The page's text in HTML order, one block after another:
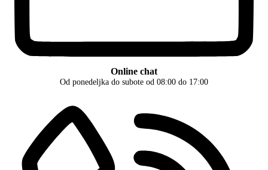
Online chat
Od ponedeljka do subote od 08:00 do 17:00